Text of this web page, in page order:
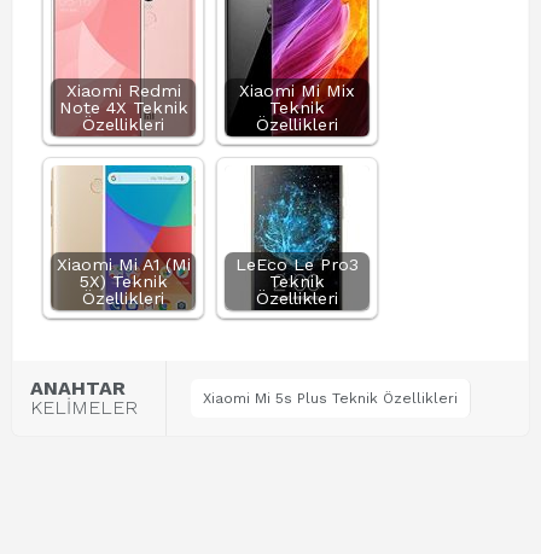
Xiaomi Redmi
Note 4X Teknik
Özellikleri
Xiaomi Mi Mix
Teknik
Özellikleri
Xiaomi Mi A1 (Mi
5X) Teknik
Özellikleri
LeEco Le Pro3
Teknik
Özellikleri
ANAHTAR
KELİMELER
Xiaomi Mi 5s Plus Teknik Özellikleri